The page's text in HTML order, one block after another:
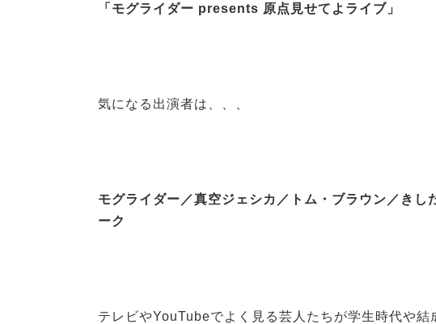
「モグライダー presents 原点見せてよライブ」
気になる出演者は、、、
モグライダー／真空ジェシカ／トム・ブラウン／き
ーク
テレビやYouTubeでよく見る芸人たちが学生時代や結